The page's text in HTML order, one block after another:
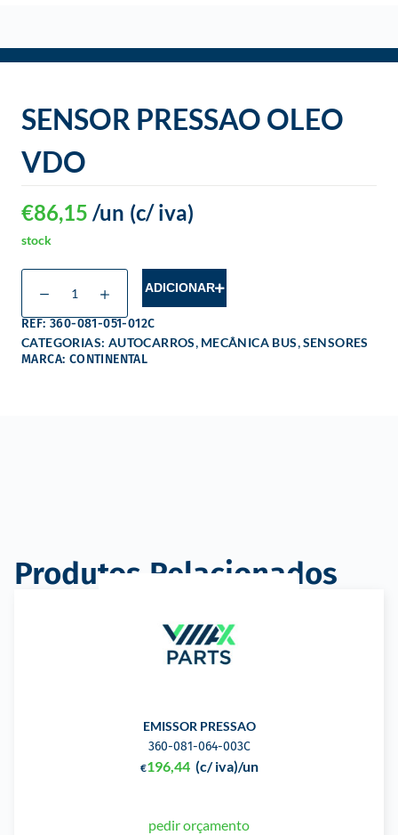
SENSOR PRESSAO OLEO
VDO
€86,15 (c/ iva)
/un
stock
ADICIONAR
REF: 360-081-051-012C
CATEGORIAS: AUTOCARROS, MECÂNICA BUS,SENSORES
MARCA: CONTINENTAL
Produtos Relacionados
EMISSOR PRESSAO
360-081-064-003C
€196,44 (c/ iva)/un
pedir orçamento